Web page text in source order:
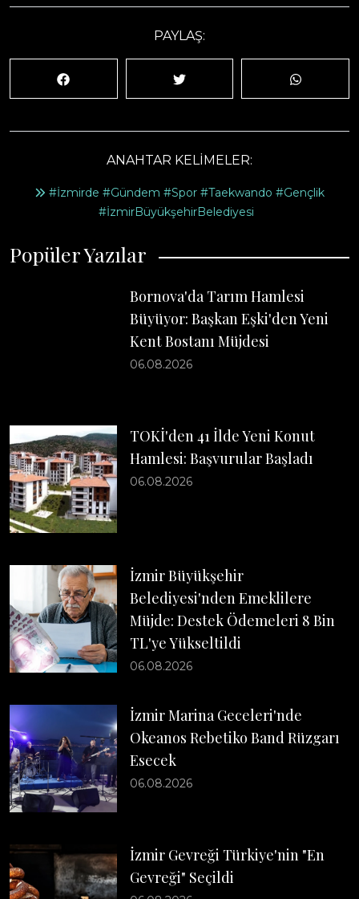
PAYLAŞ:
ANAHTAR KELİMELER:
#İzmirde #Gündem #Spor #Taekwando #Gençlik
#İzmirBüyükşehirBelediyesi
Popüler Yazılar
Bornova'da Tarım Hamlesi
Büyüyor: Başkan Eşki'den Yeni
Kent Bostanı Müjdesi
06.08.2026
TOKİ'den 41 İlde Yeni Konut
Hamlesi: Başvurular Başladı
06.08.2026
İzmir Büyükşehir
Belediyesi'nden Emeklilere
Müjde: Destek Ödemeleri 8 Bin
TL'ye Yükseltildi
06.08.2026
İzmir Marina Geceleri'nde
Okeanos Rebetiko Band Rüzgarı
Esecek
06.08.2026
İzmir Gevreği Türkiye'nin "En
Gevreği" Seçildi